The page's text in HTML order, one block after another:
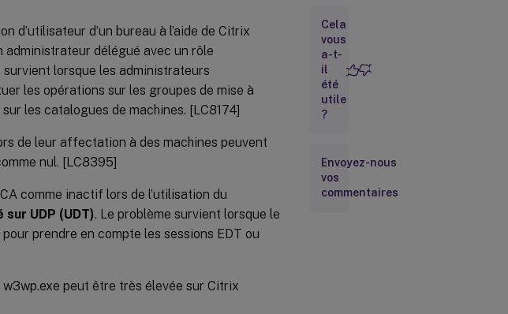
d’utilisateur d’un bureau à l’aide de Citrix
délégué avec un rôle
lorsque les administrateurs
les opérations sur les groupes de mise à
les catalogues de machines. [LC8174]
de leur affectation à des machines peuvent
nul. [LC8395]
comme inactif lors de l’utilisation du
UDP (UDT). Le problème survient lorsque le
prendre en compte les sessions EDT ou
peut être très élevée sur Citrix
Contrôleur
Pack
d’optimisation
HDX
RealTime
Installateur
Cela
vous
a-t-
il
été
utile
?
Envoyez-nous
vos
commentaires